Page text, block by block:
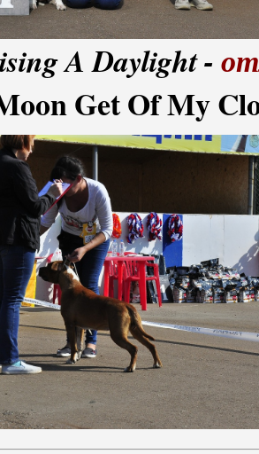
A Daylight -
Get Of My